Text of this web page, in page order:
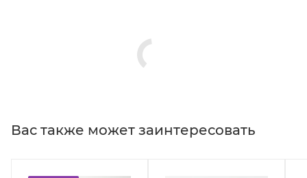
Вас также может заинтересовать